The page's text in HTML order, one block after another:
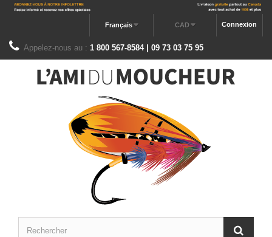
Connexion
CAD
Français
Appelez-nous au : 1 800 567-8584 | 09 73 03 75 95